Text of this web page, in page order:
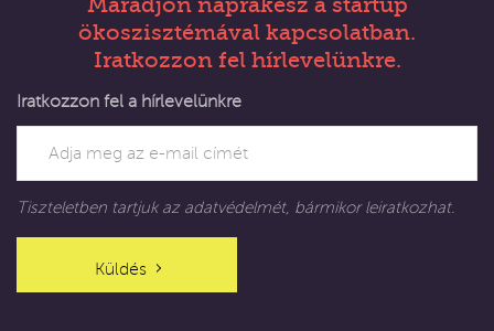
ökoszisztémával kapcsolatban.
Iratkozzon fel hírlevelünkre.
Iratkozzon fel a hírlevelünkre
Tiszteletben tartjuk az adatvédelmét, bármikor leiratkozhat.
Küldés